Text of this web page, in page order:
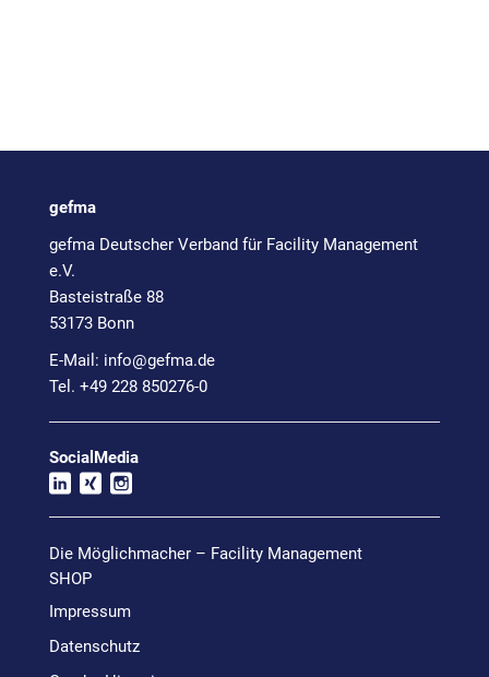
gefma
gefma Deutscher Verband für Facility Management
e.V.
Basteistraße 88
53173 Bonn
E-Mail: info@gefma.de
Tel. +49 228 850276-0
SocialMedia
Die Möglichmacher – Facility Management
SHOP
Impressum
Datenschutz